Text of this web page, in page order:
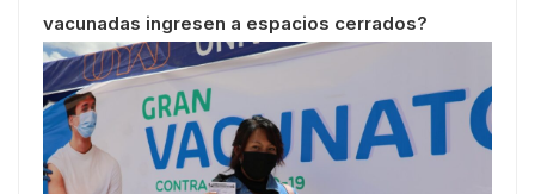
vacunadas ingresen a espacios cerrados?